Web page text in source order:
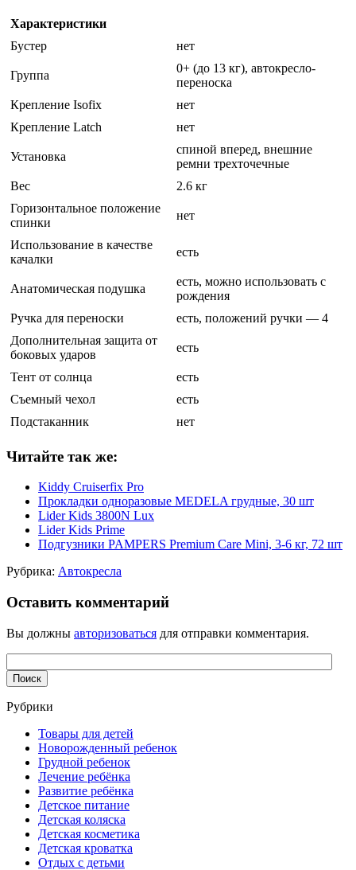
Характеристики
Бустер
нет
Группа
0+ (до 13 кг), автокресло-
переноска
Крепление Isofix
нет
Крепление Latch
нет
Установка
спиной вперед, внешние
ремни трехточечные
Вес
2.6 кг
Горизонтальное положение
спинки
нет
Использование в качестве
качалки
есть
Анатомическая подушка
есть, можно использовать с
рождения
Ручка для переноски
есть, положений ручки — 4
Дополнительная защита от
боковых ударов
есть
Тент от солнца
есть
Съемный чехол
есть
Подстаканник
нет
Читайте так же:
Kiddy Cruiserfix Pro
Прокладки одноразовые MEDELA грудные, 30 шт
Lider Kids 3800N Lux
Lider Kids Prime
Подгузники PAMPERS Premium Care Mini, 3-6 кг, 72 шт
Рубрика: Автокресла
Оставить комментарий
Вы должны авторизоваться для отправки комментария.
Рубрики
Товары для детей
Новорожденный ребенок
Грудной ребенок
Лечение ребёнка
Развитие ребёнка
Детское питание
Детская коляска
Детская косметика
Детская кроватка
Отдых с детьми